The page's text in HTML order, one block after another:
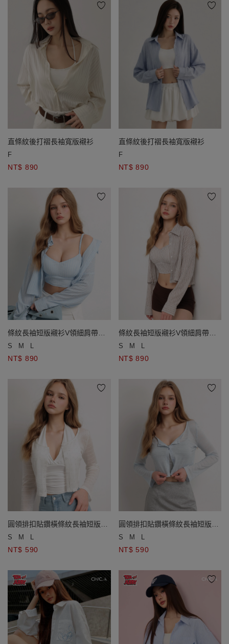
直條紋後打褶長袖寬版襯衫
F
NT$ 890
直條紋後打褶長袖寬版襯衫
F
NT$ 890
條紋長袖短版襯衫V領細肩帶背
心套裝(附胸墊)
S M L
NT$ 890
條紋長袖短版襯衫V領細肩帶背
心套裝(附胸墊)
S M L
NT$ 890
圓領排扣貼鑽橫條紋長袖短版開
襟衫
S M L
NT$ 590
圓領排扣貼鑽橫條紋長袖短版開
襟衫
S M L
NT$ 590